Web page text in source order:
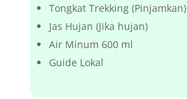
Tongkat Trekking (Pinjamkan)
Jas Hujan (Jika hujan)
Air Minum 600 ml
Guide Lokal